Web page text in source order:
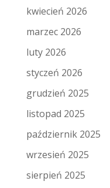
kwiecień 2026
marzec 2026
luty 2026
styczeń 2026
grudzień 2025
listopad 2025
październik 2025
wrzesień 2025
sierpień 2025